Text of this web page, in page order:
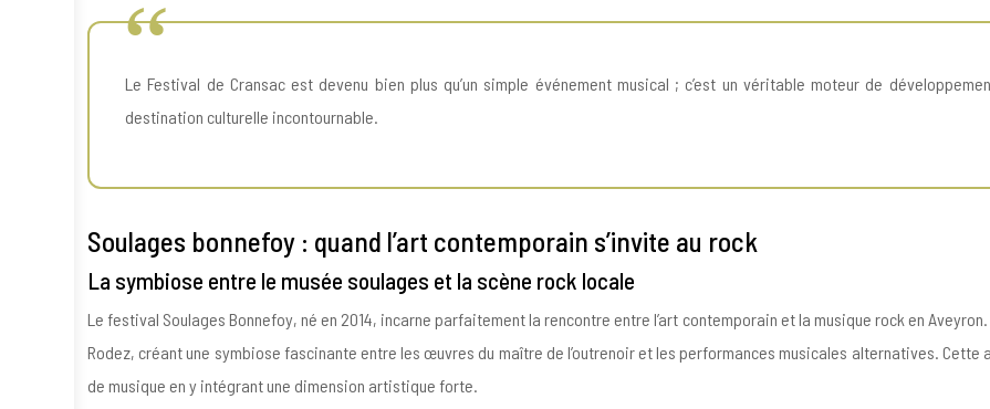
Le Festival de Cransac est devenu bien plus qu’un simple événement musical ; c’est un véritable moteur de
destination culturelle incontournable.
Soulages bonnefoy : quand l’art contemporain s’invite au rock
La symbiose entre le musée soulages et la scène rock locale
Le festival Soulages Bonnefoy, né en 2014, incarne parfaitement la rencontre entre l’art contemporain et la musique rock en
Rodez, créant une symbiose fascinante entre les œuvres du maître de l’outrenoir et les performances musicales alternatives.
de musique en y intégrant une dimension artistique forte.